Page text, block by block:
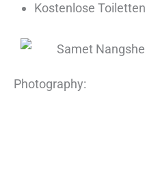
Kostenlose Toiletten
Photography: